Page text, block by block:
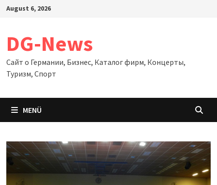
Zum
August 6, 2026
DG-News
Сайт о Германии, Бизнес, Каталог фирм, Концерты,
Туризм, Спорт
MENÜ